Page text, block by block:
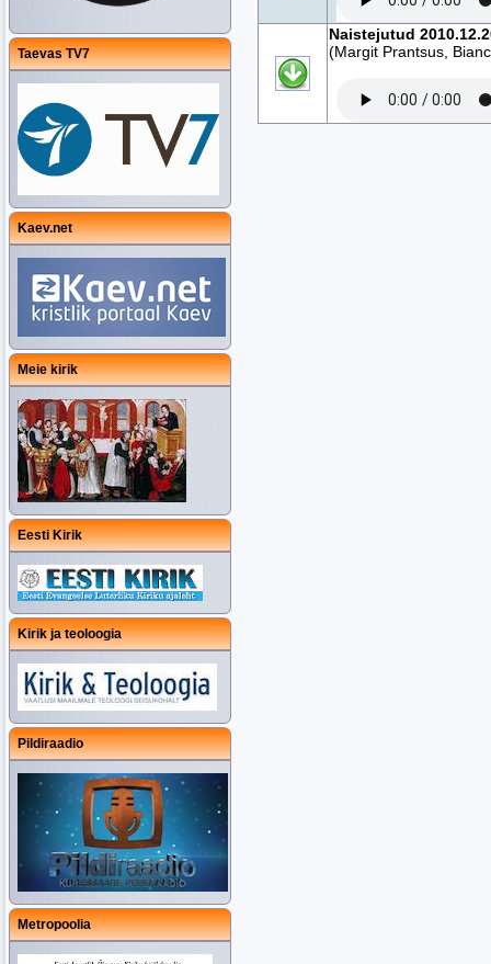
Taevas TV7
Kaev.net
Meie kirik
Eesti Kirik
Kirik ja teoloogia
Pildiraadio
Metropoolia
Naistejutud
(Margit Prantsus,